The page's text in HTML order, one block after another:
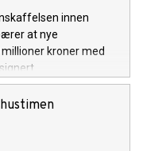
innen
at nye
kroner med